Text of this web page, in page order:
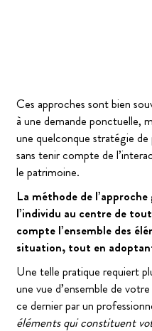
Ces approches sont bien
à une demande ponctuelle,
une quelconque stratégie
sans tenir compte de
le patrimoine.
La méthode de
l’individu au centre de
compte l’ensemble des
situation, tout en
Une telle pratique requiert
une vue d’ensemble de
ce dernier par un
éléments qui constituent